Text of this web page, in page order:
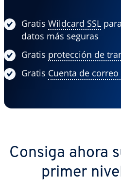
Gratis Wildcard SSL
datos más seguras
Gratis protección de
Gratis Cuenta de
Consiga ahora
primer